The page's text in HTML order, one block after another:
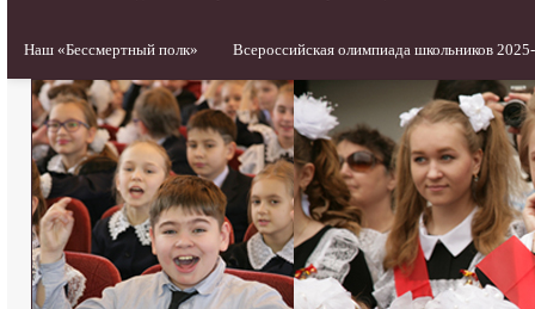
Наш «Бессмертный полк» Всероссийская олимпиада школьников